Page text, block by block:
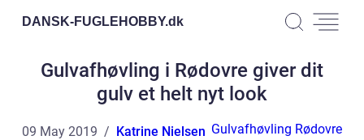
DANSK-FUGLEHOBBY.dk
Gulvafhøvling i Rødovre giver dit
gulv et helt nyt look
09 May 2019 Katrine Nielsen Gulvafhøvling Rødovre